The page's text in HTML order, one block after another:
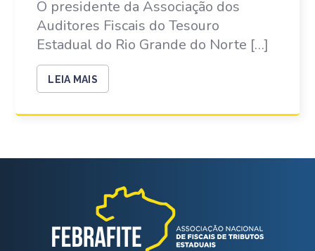
O presidente da Associação dos
Auditores Fiscais do Tesouro
Estadual do Rio Grande do Norte […]
LEIA MAIS